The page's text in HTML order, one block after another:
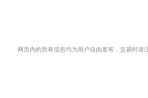
网页内的所有信息均为用户自由发布，交易时